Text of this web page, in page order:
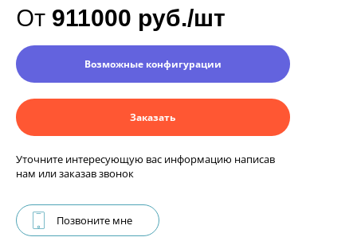
От 911000 руб./шт
Возможные конфигурации
Заказать
Уточните интересующую вас информацию написав
нам или заказав звонок
Позвоните мне